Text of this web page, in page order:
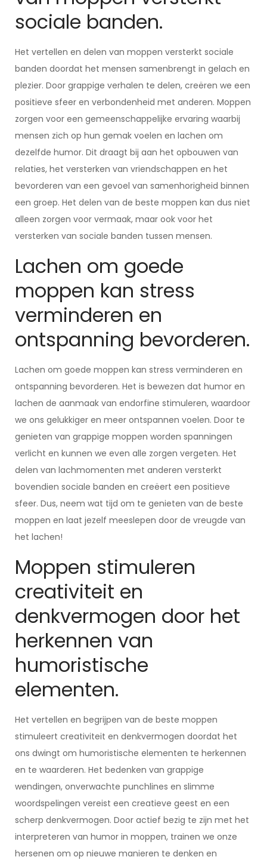
sociale banden.
Het vertellen en delen van moppen versterkt sociale
banden doordat het mensen samenbrengt in gelach en
plezier. Door grappige verhalen te delen, creëren we een
positieve sfeer en verbondenheid met anderen. Moppen
zorgen voor een gemeenschappelijke ervaring waarbij
mensen zich op hun gemak voelen en lachen om
dezelfde humor. Dit draagt bij aan het opbouwen van
relaties, het versterken van vriendschappen en het
bevorderen van een gevoel van samenhorigheid binnen
een groep. Het delen van de beste moppen kan dus niet
alleen zorgen voor vermaak, maar ook voor het
versterken van sociale banden tussen mensen.
Lachen om goede
moppen kan stress
verminderen en
ontspanning bevorderen.
Lachen om goede moppen kan stress verminderen en
ontspanning bevorderen. Het is bewezen dat humor en
lachen de aanmaak van endorfine stimuleren, waardoor
we ons gelukkiger en meer ontspannen voelen. Door te
genieten van grappige moppen worden spanningen
verlicht en kunnen we even alle zorgen vergeten. Het
delen van lachmomenten met anderen versterkt
bovendien sociale banden en creëert een positieve
sfeer. Dus, neem wat tijd om te genieten van de beste
moppen en laat jezelf meeslepen door de vreugde van
het lachen!
Moppen stimuleren
creativiteit en
denkvermogen door het
herkennen van
humoristische
elementen.
Het vertellen en begrijpen van de beste moppen
stimuleert creativiteit en denkvermogen doordat het
ons dwingt om humoristische elementen te herkennen
en te waarderen. Het bedenken van grappige
wendingen, onverwachte punchlines en slimme
woordspelingen vereist een creatieve geest en een
scherp denkvermogen. Door actief bezig te zijn met het
interpreteren van humor in moppen, trainen we onze
hersenen om op nieuwe manieren te denken en